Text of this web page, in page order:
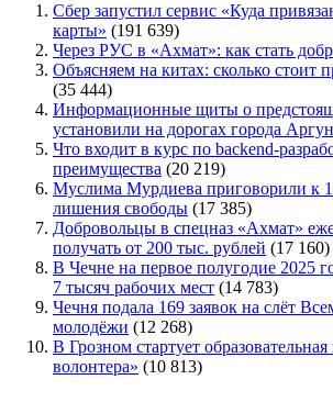
Сбер запустил сервис «Куда
карты» (191 639)
Через РУС в «Ахмат»: как стать
Объясняем на китах: сколько стоит
(35 444)
Информационные щиты о
установили на дорогах города
Что входит в курс по backend-
преимущества (20 219)
Муслима Мурдиева приговорили к
лишения свободы (17 385)
Добровольцы в спецназ «Ахмат»
получать от 200 тыс. рублей (17 160)
В Чечне на первое полугодие 2025
7 тысяч рабочих мест (14 783)
Чечня подала 169 заявок на слёт
молодёжи (12 268)
В Грозном стартует
волонтера» (10 813)